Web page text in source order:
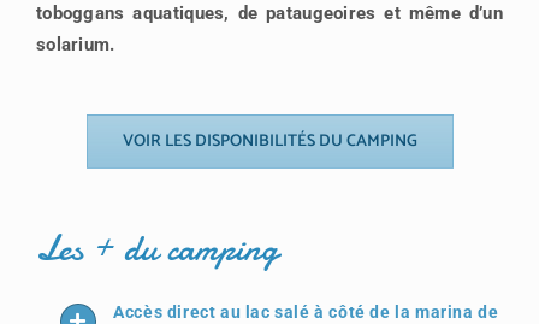
toboggans aquatiques, de pataugeoires et même d’un
solarium.
VOIR LES DISPONIBILITÉS DU CAMPING
Les + du camping
Accès direct au lac salé à côté de la marina de